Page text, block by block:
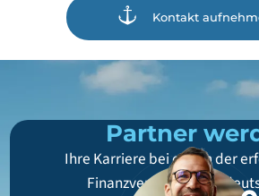
Kontakt
Partner
Ihre Karriere bei einem der
Finanzvertriebe